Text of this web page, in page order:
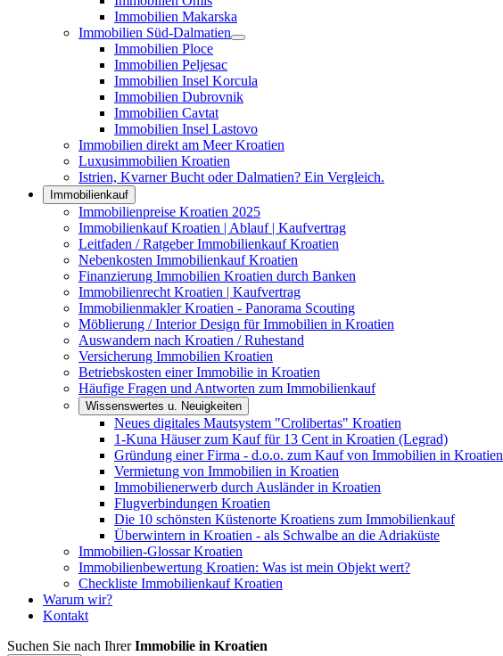
Immobilien Makarska
Immobilien Süd-Dalmatien
Immobilien Ploce
Immobilien Peljesac
Immobilien Insel Korcula
Immobilien Dubrovnik
Immobilien Cavtat
Immobilien Insel Lastovo
Immobilien direkt am Meer Kroatien
Luxusimmobilien Kroatien
Istrien, Kvarner Bucht oder Dalmatien? Ein Vergleich.
Immobilienkauf
Immobilienpreise Kroatien 2025
Immobilienkauf Kroatien | Ablauf | Kaufvertrag
Leitfaden / Ratgeber Immobilienkauf Kroatien
Nebenkosten Immobilienkauf Kroatien
Finanzierung Immobilien Kroatien durch Banken
Immobilienrecht Kroatien | Kaufvertrag
Immobilienmakler Kroatien - Panorama Scouting
Möblierung / Interior Design für Immobilien in Kroatien
Auswandern nach Kroatien / Ruhestand
Versicherung Immobilien Kroatien
Betriebskosten einer Immobilie in Kroatien
Häufige Fragen und Antworten zum Immobilienkauf
Wissenswertes u. Neuigkeiten
Neues digitales Mautsystem "Crolibertas" Kroatien
1-Kuna Häuser zum Kauf für 13 Cent in Kroatien (Legrad)
Gründung einer Firma - d.o.o. zum Kauf von Immobilien in Kroatien
Vermietung von Immobilien in Kroatien
Immobilienerwerb durch Ausländer in Kroatien
Flugverbindungen Kroatien
Die 10 schönsten Küstenorte Kroatiens zum Immobilienkauf
Überwintern in Kroatien - als Schwalbe an die Adriaküste
Immobilien-Glossar Kroatien
Immobilienbewertung Kroatien: Was ist mein Objekt wert?
Checkliste Immobilienkauf Kroatien
Warum wir?
Kontakt
Suchen Sie nach IhrerImmobilie in Kroatien